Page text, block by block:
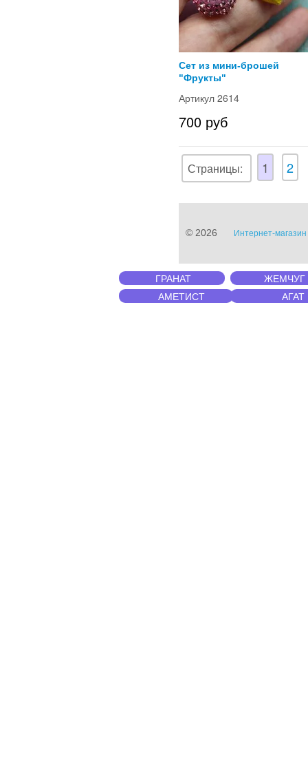
Сет из мини-брошей
"Фрукты"
Артикул 2614
700 руб
Страницы: 1 2
© 2026 Интернет-
ГРАНАТ
ЖЕМЧУГ
АМЕТИСТ
АГАТ